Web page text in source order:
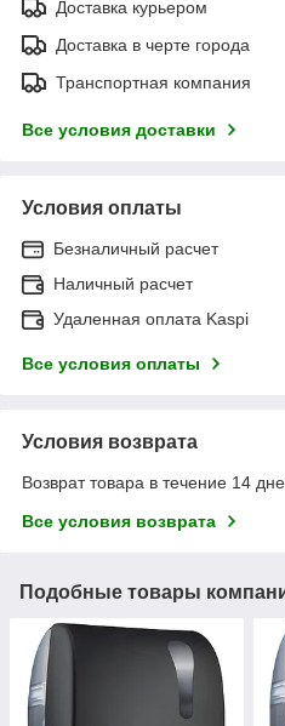
Доставка курьером
Доставка в черте города
Транспортная компания
Все условия доставки
Условия оплаты
Безналичный расчет
Наличный расчет
Удаленная оплата Kaspi
Все условия оплаты
Условия возврата
Возврат товара в течение 14
Все условия возврата
Подобные товары